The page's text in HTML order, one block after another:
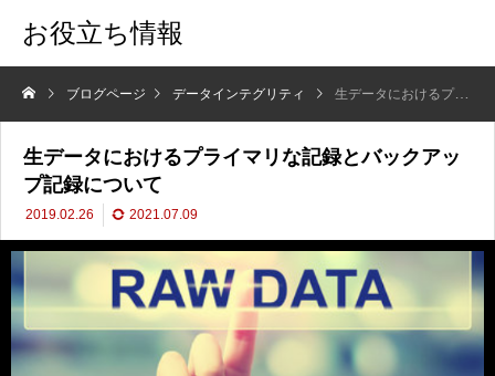
お役立ち情報
ブログページ データインテグリティ 生データにおけるプライマリな記録とバックアップ記録について
生データにおけるプライマリな記録とバックアッ
プ記録について
2019.02.26 2021.07.09